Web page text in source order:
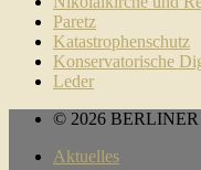
Paretz
Katastrophenschutz
Konservatorische
Leder
© 2026
Aktuelles